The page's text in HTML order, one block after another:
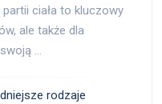
ciała to kluczowy
ale także dla
…
rodzaje